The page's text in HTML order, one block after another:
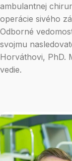
ambulantnej
operácie sivého
Odborné
svojmu
Horváthovi, PhD.
vedie.